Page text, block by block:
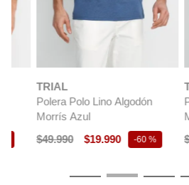
TRIAL
Polera Polo Lino Algodón
Morrís Azul
990 $19 990 -60 %